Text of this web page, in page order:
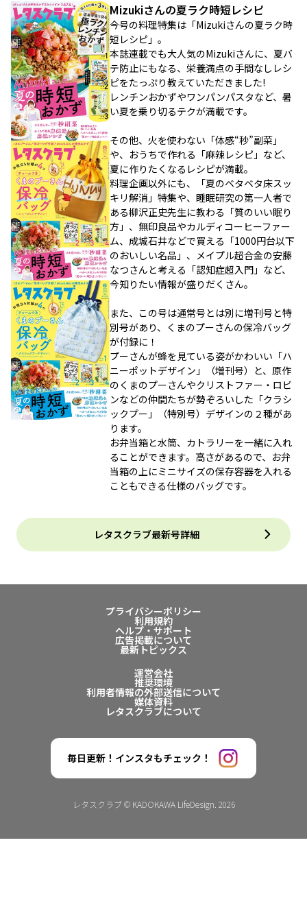
Mizukiさんの夏ラク時短レシピ
今号の料理特集は「Mizukiさんの夏ラク時
短レシピ」。
本誌連載でも大人気のMizukiさんに、夏バ
テ防止にもなる、栄養満点の手間なしレシ
ピをたっぷり教えていただきました!
レンチンおかずやワンパンパスタなど、暑
い夏を乗り切るテクが満載です。
その他、火を使わない「体感“秒”副菜」
や、おうちで作れる「麻辣レシピ」など、
夏に作りたくなるレシピが満載。
料理企画以外にも、「夏のベタベタ床スッ
キリ解消」特集や、睡眠研究の第一人者で
ある柳沢正史先生に教わる「質のいい眠り
方」、無印良品やカルディコーヒーファー
ム、成城石井などで買える「1000円台以下
のおいしい名品」、メイプル超合金の安藤
なつさんと考える「認知症超入門」など、
今知りたい情報が盛りだくさん。
また、この号は通常号とは別に増刊号と特
別号があり、くまのプーさんの保冷バッグ
が付録に！
プーさんが蜂を見ている姿がかわいい「ハ
ニーポットデザイン」（増刊号）と、原作
のくまのプーさんやクリストファー・ロビ
ンなどの仲間たちが勢ぞろいした「クラシ
ックプー」（特別号）デザインの２種があ
ります。
お弁当箱と水筒、カトラリーを一緒に入れ
ることができます。高さがあるので、お弁
当箱の上にミニサイズの保存容器を入れる
こともできる仕様のバッグです。
レタスクラブ最新号詳細
プライバシーポリシー
利用規約
ヘルプ・サポート
広告掲載について
最新トピックス
運営会社
推奨環境
利用者情報の外部送信について
媒体資料
レタスクラブについて
毎日更新！インスタもチェック！
レタスクラブ © KADOKAWA LifeDesign. 2026